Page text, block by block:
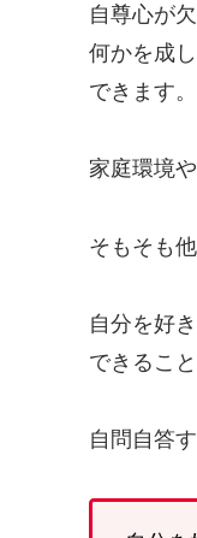
自尊心が
何かを成
できます。
家庭環境
そもそも
自分を好
できるこ
自問自答